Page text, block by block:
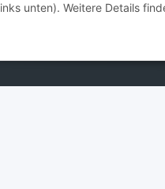
unten). Weitere Details
Widerrufsrecht